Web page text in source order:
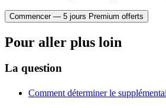
Commencer — 5 jours Premium offerts
Pour aller plus loin
La question
Comment déterminer le